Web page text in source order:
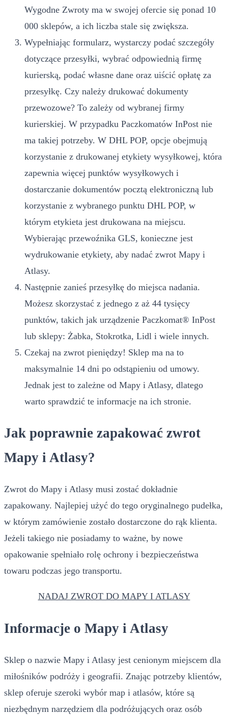
Wygodne Zwroty ma w swojej ofercie się ponad 10
000 sklepów, a ich liczba stale się zwiększa.
Wypełniając formularz, wystarczy podać szczegóły
dotyczące przesyłki, wybrać odpowiednią firmę
kurierską, podać własne dane oraz uiścić opłatę za
przesyłkę. Czy należy drukować dokumenty
przewozowe? To zależy od wybranej firmy
kurierskiej. W przypadku Paczkomatów InPost nie
ma takiej potrzeby. W DHL POP, opcje obejmują
korzystanie z drukowanej etykiety wysyłkowej, która
zapewnia więcej punktów wysyłkowych i
dostarczanie dokumentów pocztą elektroniczną lub
korzystanie z wybranego punktu DHL POP, w
którym etykieta jest drukowana na miejscu.
Wybierając przewoźnika GLS, konieczne jest
wydrukowanie etykiety, aby nadać zwrot Mapy i
Atlasy.
Następnie zanieś przesyłkę do miejsca nadania.
Możesz skorzystać z jednego z aż 44 tysięcy
punktów, takich jak urządzenie Paczkomat® InPost
lub sklepy: Żabka, Stokrotka, Lidl i wiele innych.
Czekaj na zwrot pieniędzy! Sklep ma na to
maksymalnie 14 dni po odstąpieniu od umowy.
Jednak jest to zależne od Mapy i Atlasy, dlatego
warto sprawdzić te informacje na ich stronie.
Jak poprawnie zapakować zwrot
Mapy i Atlasy?
Zwrot do Mapy i Atlasy musi zostać dokładnie
zapakowany. Najlepiej użyć do tego oryginalnego pudełka,
w którym zamówienie zostało dostarczone do rąk klienta.
Jeżeli takiego nie posiadamy to ważne, by nowe
opakowanie spełniało rolę ochrony i bezpieczeństwa
towaru podczas jego transportu.
NADAJ ZWROT DO MAPY I ATLASY
Informacje o Mapy i Atlasy
Sklep o nazwie Mapy i Atlasy jest cenionym miejscem dla
miłośników podróży i geografii. Znając potrzeby klientów,
sklep oferuje szeroki wybór map i atlasów, które są
niezbędnym narzędziem dla podróżujących oraz osób